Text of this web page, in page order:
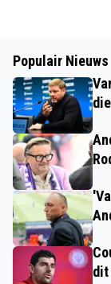
Populair Nieuws